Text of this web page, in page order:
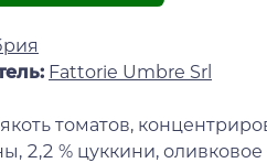
Fattorie Umbre Srl
томатов,
2,2 % цуккини,